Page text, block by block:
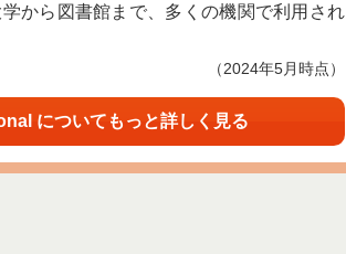
から図書館まで、多くの機関で利用され
（2024年5月時点）
についてもっと詳しく見る